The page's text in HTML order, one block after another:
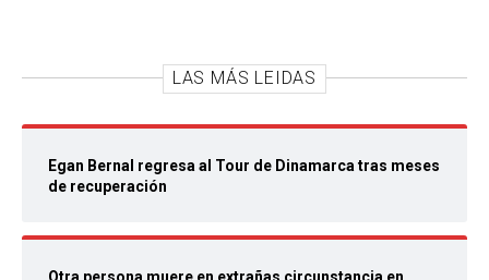
LAS MÁS LEIDAS
Egan Bernal regresa al Tour de Dinamarca tras meses
de recuperación